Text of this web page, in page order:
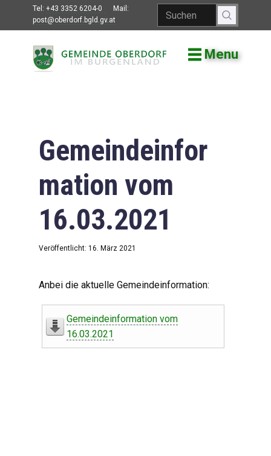
Tel: +43 3352 6204-0
Mail:
post@oberdorf.bgld.gv.at
Menu
Willkommen
Gemeindeamt
Gemeinderat
Bildung
Vereine
Leben in Oberdorf
Gemeindeinfor
mation vom
16.03.2021
Veröffentlicht: 16. März 2021
Anbei die aktuelle Gemeindeinformation:
Gemeindeinformation vom
16.03.2021